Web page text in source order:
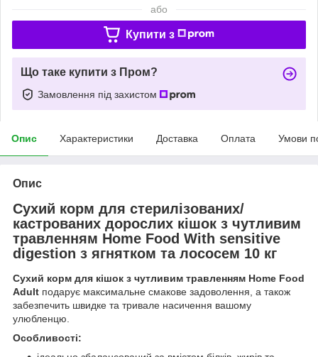
або
Купити з
Що таке купити з Пром?
Замовлення під захистом
Опис Характеристики Доставка Оплата Умови
Опис
Сухий корм для стерилізованих/
кастрованих дорослих кішок з чутливим
травленням Home Food With sensitive
digestion з ягнятком та лососем 10 кг
Сухий корм для кішок з чутливим травленням Home Food
Adult подарує максимальне смакове задоволення, а також
забезпечить швидке та тривале насичення вашому
улюбленцю.
Особливості: